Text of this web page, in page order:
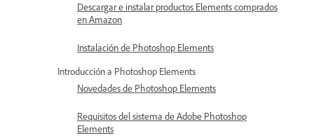
Descargar e instalar productos Elements comprados
en Amazon
Instalación de Photoshop Elements
Introducción a Photoshop Elements
Novedades de Photoshop Elements
Requisitos del sistema de Adobe Photoshop
Elements